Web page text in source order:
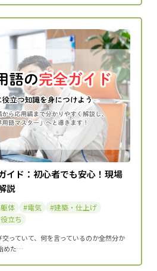
イド：初心者でも安心！現場
説
体 電気
建築・仕上げ
立ち
交っていて、何を言っているのか全然分か
めた…